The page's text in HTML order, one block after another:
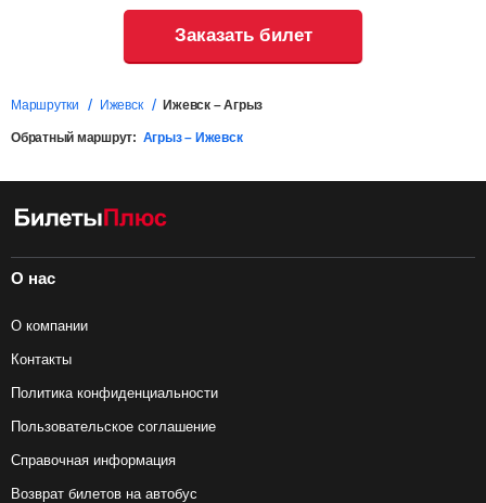
Заказать билет
Маршрутки Ижевск Ижевск – Агрыз
Обратный маршрут: Агрыз – Ижевск
О нас
О компании
Контакты
Политика конфиденциальности
Пользовательское соглашение
Справочная информация
Возврат билетов на автобус